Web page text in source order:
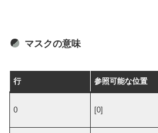
マスクの意味
行 参照可能な位置
0 [0]